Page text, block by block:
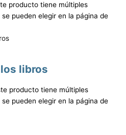
producto tiene múltiples
pueden elegir en la página de
libros
producto tiene múltiples
pueden elegir en la página de